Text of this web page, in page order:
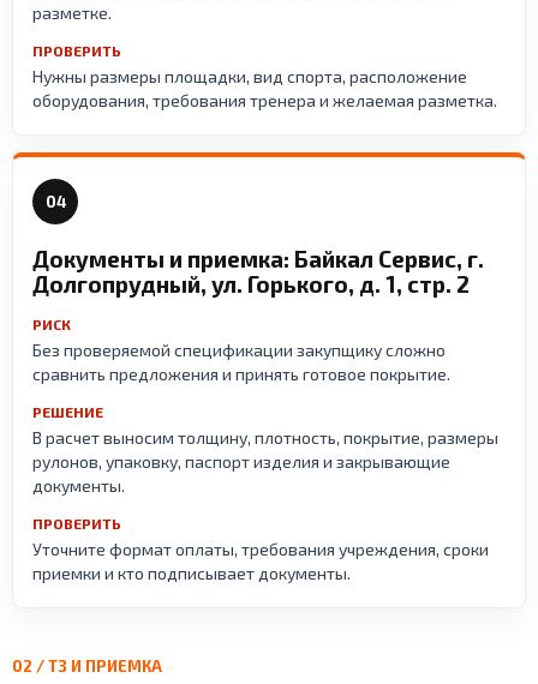
разметке.
ПРОВЕРИТЬ
Нужны размеры площадки, вид спорта, расположение
оборудования, требования тренера и желаемая разметка.
04
Документы и приемка: Байкал Сервис, г.
Долгопрудный, ул. Горького, д. 1, стр. 2
РИСК
Без проверяемой спецификации закупщику сложно
сравнить предложения и принять готовое покрытие.
РЕШЕНИЕ
В расчет выносим толщину, плотность, покрытие, размеры
рулонов, упаковку, паспорт изделия и закрывающие
документы.
ПРОВЕРИТЬ
Уточните формат оплаты, требования учреждения, сроки
приемки и кто подписывает документы.
02 / ТЗ И ПРИЕМКА